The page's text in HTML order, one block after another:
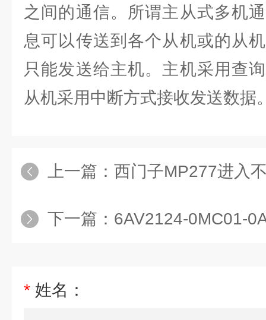
之间的通信。所谓主从式多机
息可以传送到各个从机或的从
只能发送给主机。主机采用查
从机采用中断方式接收发送数据
上一篇： 西门子MP277进入
下一篇： 6AV2124-0MC01-
* 姓名：